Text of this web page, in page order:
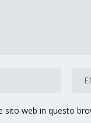
sito web in questo